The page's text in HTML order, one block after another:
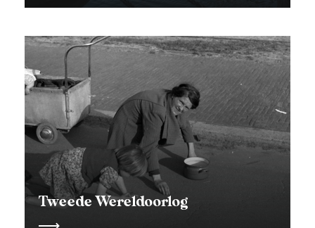
Tweede Wereldoorlog